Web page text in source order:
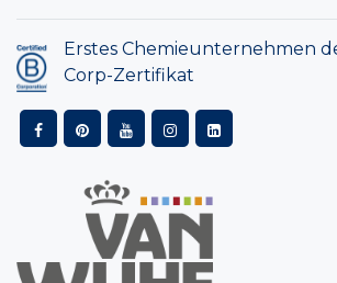
Erstes Chemieunternehmen
Corp-Zertifikat